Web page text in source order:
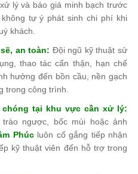
lý và báo giá minh bạch trước
tự ý phát sinh chi phí khi
khách.
an toàn: Đội ngũ kỹ thuật sử
thao tác cẩn thận, hạn chế
hưởng đến bồn cầu, nền gạch
trong công trình.
chóng tại khu vực cần xử lý:
ngược, bốc mùi hoặc ảnh
Phúcluôn cố gắng tiếp nhận
kỹ thuật viên đến hỗ trợ trong